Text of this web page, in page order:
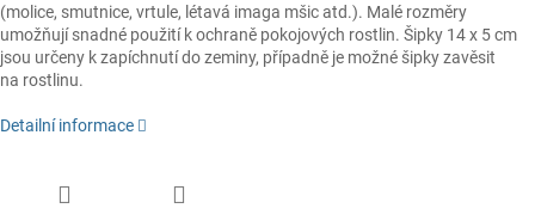
(molice, smutnice, vrtule, létavá imaga mšic atd.). Malé rozměry
umožňují snadné použití k ochraně pokojových rostlin. Šipky 14 x 5 cm
jsou určeny k zapíchnutí do zeminy, případně je možné šipky zavěsit
na rostlinu.
Detailní informace